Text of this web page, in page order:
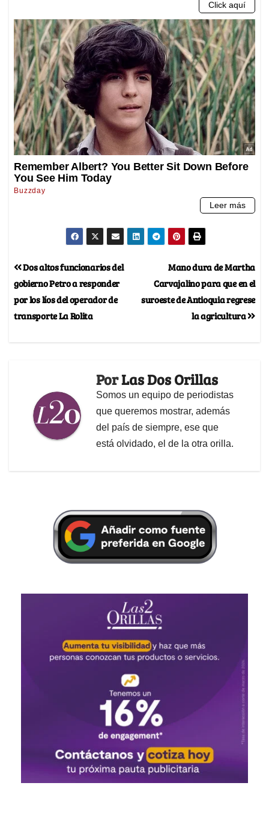
Mano dura de Martha
Carvajalino para que en el
suroeste de Antioquia regrese
la agricultura
Dos altos funcionarios del
gobierno Petro a responder
por los líos del operador de
transporte La Rolita
PorLas Dos Orillas
Somos un equipo de periodistas
que queremos mostrar, además
del país de siempre, ese que
está olvidado, el de la otra orilla.